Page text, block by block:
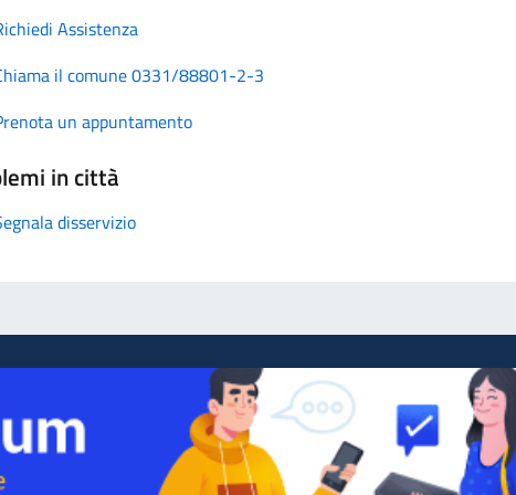
Assistenza
il comune 0331/88801-2-3
un appuntamento
in città
disservizio